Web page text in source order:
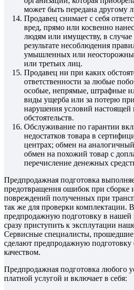
может быть передана другому
Продавец снимает с себя
вред, прямо или косвенно
людям или имуществу, в
результате несоблюдения
умышленных или
или третьих лиц.
Продавец ни при каких
ответственности за любые
особые, непрямые, штрафные
виды ущерба или за потерю
нарушения условий
обстоятельств.
Обслуживание по гарантии
недостатков товара в
центрах; обмен на
обмен на похожий товар с
перечисление денежных
Предпродажная подготовка
предотвращения ошибок при сборке
повреждений полученных при
так же для проверки комплектации.
предпродажную подготовку в
сразу приступить к эксплутации
Сервисные специалисты, прошедшие
сделают предпродажную
качеством.
Предпродажная подготовка любого
платной услугой и включает в себя: